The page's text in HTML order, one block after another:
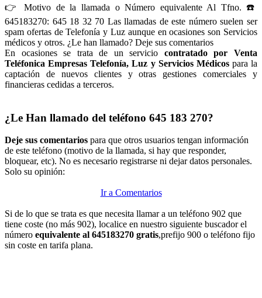
👉 Motivo de la llamada o Número equivalente Al Tfno. ☎️
645183270: 645 18 32 70 Las llamadas de este número suelen ser
spam ofertas de Telefonía y Luz aunque en ocasiones son Servicios
médicos y otros. ¿Le han llamado? Deje sus comentarios
En ocasiones se trata de un servicio contratado por Venta
Teléfonica Empresas Telefonía, Luz y Servicios Médicos para la
captación de nuevos clientes y otras gestiones comerciales y
financieras cedidas a terceros.
¿Le Han llamado del teléfono 645 183 270?
Deje sus comentarios para que otros usuarios tengan información
de este teléfono (motivo de la llamada, si hay que responder,
bloquear, etc). No es necesario registrarse ni dejar datos personales.
Solo su opinión:
Ir a Comentarios
Si de lo que se trata es que necesita llamar a un teléfono 902 que
tiene coste (no más 902), localice en nuestro siguiente buscador el
número equivalente al 645183270 gratis,prefijo 900 o teléfono fijo
sin coste en tarifa plana.